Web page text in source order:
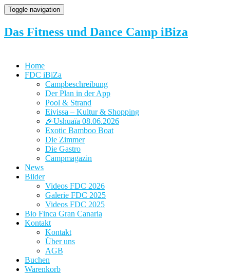
Toggle navigation
Das Fitness und Dance Camp iBiza
Home
FDC iBiZa
Campbeschreibung
Der Plan in der App
Pool & Strand
Eivissa – Kultur & Shopping
🎉Ushuaïa 08.06.2026
Exotic Bamboo Boat
Die Zimmer
Die Gastro
Campmagazin
News
Bilder
Videos FDC 2026
Galerie FDC 2025
Videos FDC 2025
Bio Finca Gran Canaria
Kontakt
Kontakt
Über uns
AGB
Buchen
Warenkorb